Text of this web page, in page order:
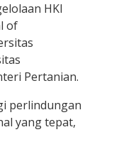
HKI
of
Pertanian.
perlindungan
yang tepat,